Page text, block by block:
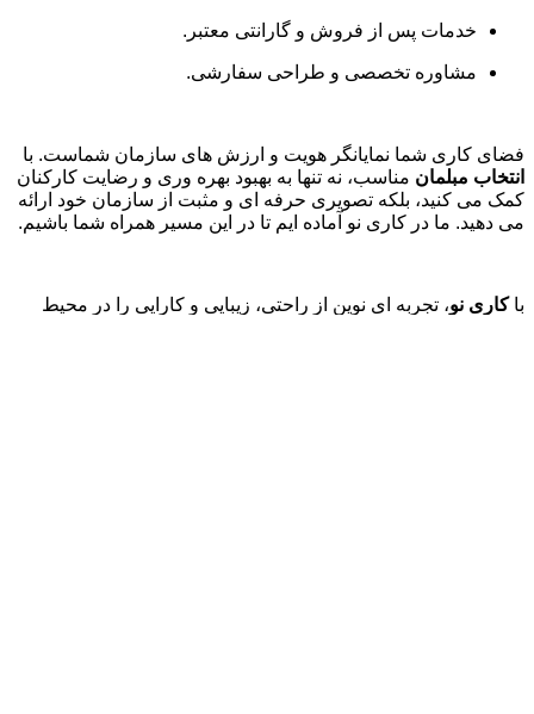
خدمات پس از فروش و گارانتی معتبر .
مشاوره تخصصی و طراحی سفارشی.
فضای کاری شما نمایانگر هویت و ارزش های سازمان شماست. با
انتخاب مبلمان مناسب، نه تنها به بهبود بهره وری و رضایت کارکنان
کمک می کنید، بلکه تصویری حرفه ای و مثبت از سازمان خود ارائه
می دهید. ما در کاری نو آماده ایم تا در این مسیر همراه شما باشیم.
باکاری نو، تجربه ای نوین از راحتی، زیبایی و کارایی را در محیط